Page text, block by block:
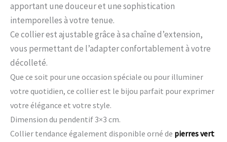
apportant une douceur et une sophistication
intemporelles à votre tenue.
Ce collier est ajustable grâce à sa chaîne d’extension,
vous permettant de l’adapter confortablement à votre
décolleté.
Que ce soit pour une occasion spéciale ou pour illuminer
votre quotidien, ce collier est le bijou parfait pour exprimer
votre élégance et votre style.
Dimension du pendentif 3×3 cm.
Collier tendance également disponible orné de pierres vert